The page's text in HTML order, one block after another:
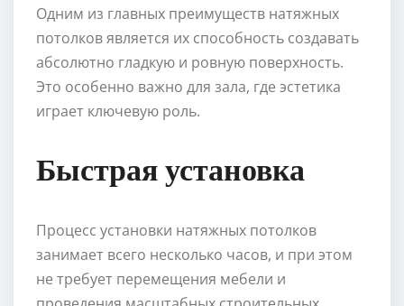
Одним из главных преимуществ натяжных
потолков является их способность создавать
абсолютно гладкую и ровную поверхность.
Это особенно важно для зала, где эстетика
играет ключевую роль.
Быстрая установка
Процесс установки натяжных потолков
занимает всего несколько часов, и при этом
не требует перемещения мебели и